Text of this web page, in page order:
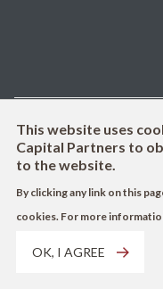
This website uses
Capital Partners to
to the website.
By clicking any link on this
cookies. For more
OK, I AGREE